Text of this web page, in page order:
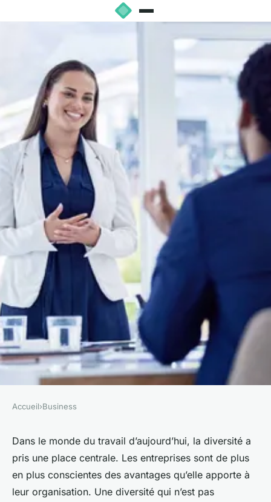
Quels sont les enjeux de la
gestion de la diversité d'âge
dans le lieu de travail ?
Accueil›Business
Dans le monde du travail d’aujourd’hui, la diversité a
pris une place centrale. Les entreprises sont de plus
en plus conscientes des avantages qu’elle apporte à
leur organisation. Une diversité qui n’est pas